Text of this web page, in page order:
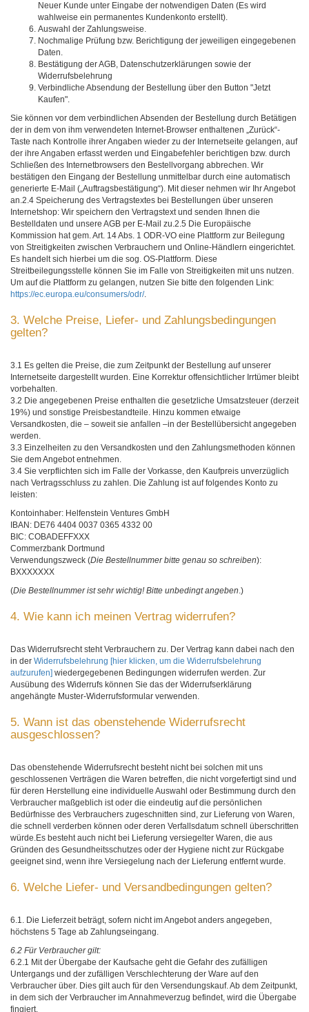
Neuer Kunde unter Eingabe der notwendigen Daten (Es wird
wahlweise ein permanentes Kundenkonto erstellt).
Auswahl der Zahlungsweise.
Nochmalige Prüfung bzw. Berichtigung der jeweiligen eingegebenen
Daten.
Bestätigung der AGB, Datenschutzerklärungen sowie der
Widerrufsbelehrung
Verbindliche Absendung der Bestellung über den Button "Jetzt
Kaufen".
Sie können vor dem verbindlichen Absenden der Bestellung durch Betätigen
der in dem von ihm verwendeten Internet-Browser enthaltenen „Zurück“-
Taste nach Kontrolle ihrer Angaben wieder zu der Internetseite gelangen, auf
der ihre Angaben erfasst werden und Eingabefehler berichtigen bzw. durch
Schließen des Internetbrowsers den Bestellvorgang abbrechen. Wir
bestätigen den Eingang der Bestellung unmittelbar durch eine automatisch
generierte E-Mail („Auftragsbestätigung“). Mit dieser nehmen wir Ihr Angebot
an.2.4 Speicherung des Vertragstextes bei Bestellungen über unseren
Internetshop: Wir speichern den Vertragstext und senden Ihnen die
Bestelldaten und unsere AGB per E-Mail zu.2.5 Die Europäische
Kommission hat gem. Art. 14 Abs. 1 ODR-VO eine Plattform zur Beilegung
von Streitigkeiten zwischen Verbrauchern und Online-Händlern eingerichtet.
Es handelt sich hierbei um die sog. OS-Plattform. Diese
Streitbeilegungsstelle können Sie im Falle von Streitigkeiten mit uns nutzen.
Um auf die Plattform zu gelangen, nutzen Sie bitte den folgenden Link:
https://ec.europa.eu/consumers/odr/.
3. Welche Preise, Liefer- und Zahlungsbedingungen
gelten?
3.1 Es gelten die Preise, die zum Zeitpunkt der Bestellung auf unserer
Internetseite dargestellt wurden. Eine Korrektur offensichtlicher Irrtümer bleibt
vorbehalten.
3.2 Die angegebenen Preise enthalten die gesetzliche Umsatzsteuer (derzeit
19%) und sonstige Preisbestandteile. Hinzu kommen etwaige
Versandkosten, die – soweit sie anfallen –in der Bestellübersicht angegeben
werden.
3.3 Einzelheiten zu den Versandkosten und den Zahlungsmethoden können
Sie dem Angebot entnehmen.
3.4 Sie verpflichten sich im Falle der Vorkasse, den Kaufpreis unverzüglich
nach Vertragsschluss zu zahlen. Die Zahlung ist auf folgendes Konto zu
leisten:
Kontoinhaber: Helfenstein Ventures GmbH
IBAN: DE76 4404 0037 0365 4332 00
BIC: COBADEFFXXX
Commerzbank Dortmund
Verwendungszweck (Die Bestellnummer bitte genau so schreiben):
BXXXXXXX
(Die Bestellnummer ist sehr wichtig! Bitte unbedingt angeben.)
4. Wie kann ich meinen Vertrag widerrufen?
Das Widerrufsrecht steht Verbrauchern zu. Der Vertrag kann dabei nach den
in der Widerrufsbelehrung [hier klicken, um die Widerrufsbelehrung
aufzurufen] wiedergegebenen Bedingungen widerrufen werden. Zur
Ausübung des Widerrufs können Sie das der Widerrufserklärung
angehängte Muster-Widerrufsformular verwenden.
5. Wann ist das obenstehende Widerrufsrecht
ausgeschlossen?
Das obenstehende Widerrufsrecht besteht nicht bei solchen mit uns
geschlossenen Verträgen die Waren betreffen, die nicht vorgefertigt sind und
für deren Herstellung eine individuelle Auswahl oder Bestimmung durch den
Verbraucher maßgeblich ist oder die eindeutig auf die persönlichen
Bedürfnisse des Verbrauchers zugeschnitten sind, zur Lieferung von Waren,
die schnell verderben können oder deren Verfallsdatum schnell überschritten
würde.Es besteht auch nicht bei Lieferung versiegelter Waren, die aus
Gründen des Gesundheitsschutzes oder der Hygiene nicht zur Rückgabe
geeignet sind, wenn ihre Versiegelung nach der Lieferung entfernt wurde.
6. Welche Liefer- und Versandbedingungen gelten?
6.1. Die Lieferzeit beträgt, sofern nicht im Angebot anders angegeben,
höchstens 5 Tage ab Zahlungseingang.
6.2 Für Verbraucher gilt:
6.2.1 Mit der Übergabe der Kaufsache geht die Gefahr des zufälligen
Untergangs und der zufälligen Verschlechterung der Ware auf den
Verbraucher über. Dies gilt auch für den Versendungskauf. Ab dem Zeitpunkt,
in dem sich der Verbraucher im Annahmeverzug befindet, wird die Übergabe
fingiert.